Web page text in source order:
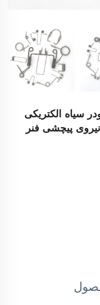
سیاه الکتریکی
پیچشی فنر